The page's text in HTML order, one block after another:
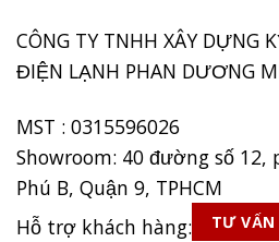
CÔNG TY TNHH XÂY DỰNG
ĐIỆN LẠNH PHAN DƯƠNG
MST : 0315596026
Showroom: 40 đường số
Phú B, Quận 9, TPHCM
Hỗ trợ khách hàng:
TƯ